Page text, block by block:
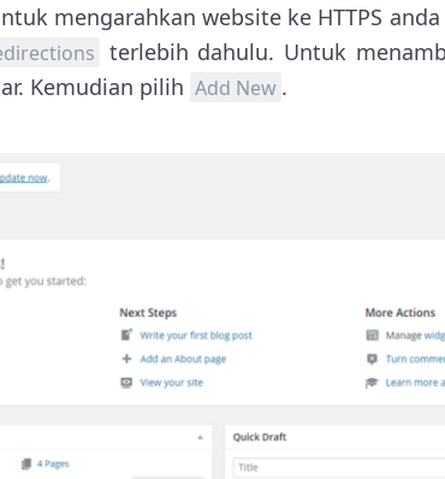
mengarahkan website ke HTTPS
terlebih dahulu. Untuk
Kemudian pilih Add New .